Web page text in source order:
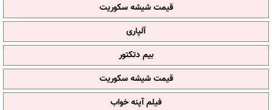
قیمت شیشه سکوریت
آلپاری
بیم دتکتور
قیمت شیشه سکوریت
فیلم آپنه خواب